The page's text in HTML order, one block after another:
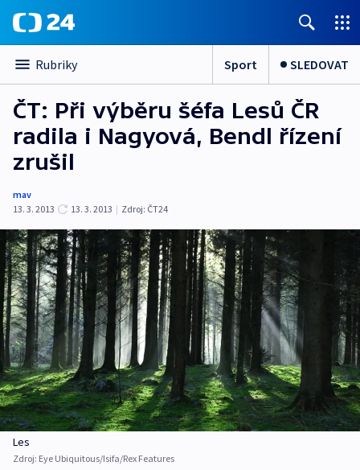
Rubriky Sport SLEDOVAT
ČT: Při výběru šéfa Lesů ČR
radila i Nagyová, Bendl řízení
zrušil
mav
13. 3. 2013
13. 3. 2013 | Zdroj: ČT24
Les
Zdroj: Eye Ubiquitous/Isifa/Rex Features